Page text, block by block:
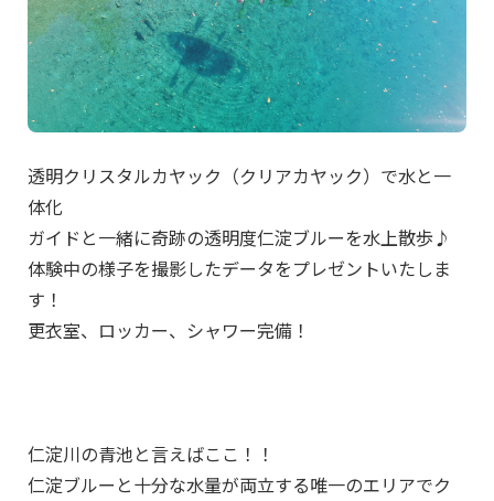
透明クリスタルカヤック（クリアカヤック）で水と一
体化
ガイドと一緒に奇跡の透明度仁淀ブルーを水上散歩♪
体験中の様子を撮影したデータをプレゼントいたしま
す！
更衣室、ロッカー、シャワー完備！
仁淀川の青池と言えばここ！！
仁淀ブルーと十分な水量が両立する唯一のエリアでク